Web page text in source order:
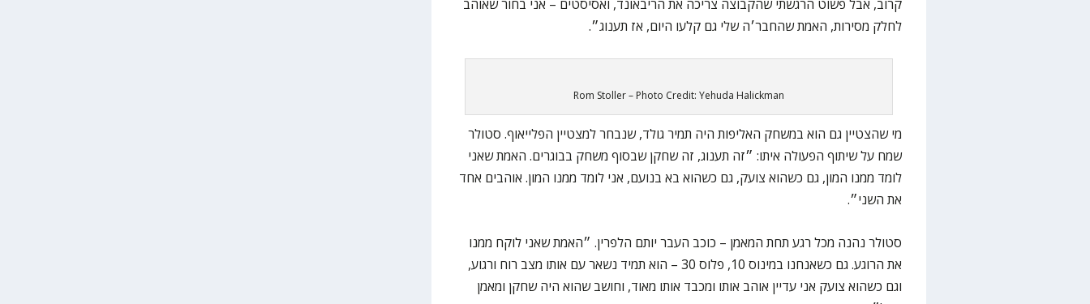
קרוב, אבל פשוט הרגשתי שהקבוצה צריכה את הריבאונד, ואסיסטים – אני בחור שאוהב
לחלק מסירות, האמת שהחבר׳ה שלי גם קלעו היום, אז תענוג״.
Rom Stoller – Photo Credit: Yehuda Halickman
מי שהצטיין גם הוא במשחק האליפות היה תמיר גולד, שנבחר למצטיין הפלייאוף. סטולר
שמח על שיתוף הפעולה איתו: ״זה תענוג, זה שחקן שבסוף משחק בבוגרים. האמת שאני
לומד ממנו המון, גם כשהוא צועק, גם כשהוא בא בנועם, אני לומד ממנו המון. אוהבים אחד
את השני״.
סטולר נהנה מכל רגע תחת המאמן – כוכב העבר יותם הלפרין. ״האמת שאני לוקח ממנו
את הרוגע. גם כשאנחנו במינוס 10, פלוס 30 – הוא תמיד נשאר עם אותו מצב רוח ורגוע,
וגם כשהוא צועק אני עדיין אוהב אותו ומכבד אותו מאוד, וחושב שהוא היה שחקן ומאמן